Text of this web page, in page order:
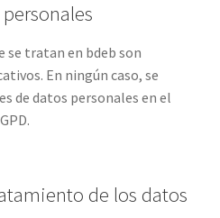
se tratan en bdeb son
En ningún caso, se
de datos personales en el
de los datos